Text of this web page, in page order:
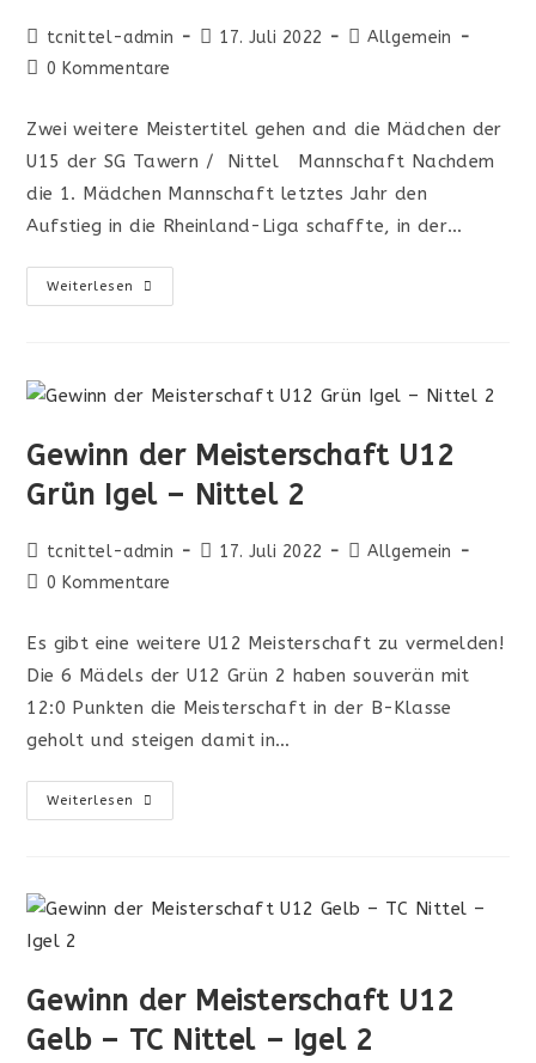
tcnittel-admin 17. Juli 2022
Allgemein
0 Kommentare
Zwei weitere Meistertitel gehen and die Mädchen der
U15 der SG Tawern / Nittel Mannschaft Nachdem
die 1. Mädchen Mannschaft letztes Jahr den
Aufstieg in die Rheinland-Liga schaffte, in der…
Weiterlesen
Gewinn der Meisterschaft U12
Grün Igel – Nittel 2
tcnittel-admin 17. Juli 2022
Allgemein
0 Kommentare
Es gibt eine weitere U12 Meisterschaft zu vermelden!
Die 6 Mädels der U12 Grün 2 haben souverän mit
12:0 Punkten die Meisterschaft in der B-Klasse
geholt und steigen damit in…
Weiterlesen
Gewinn der Meisterschaft U12
Gelb – TC Nittel – Igel 2